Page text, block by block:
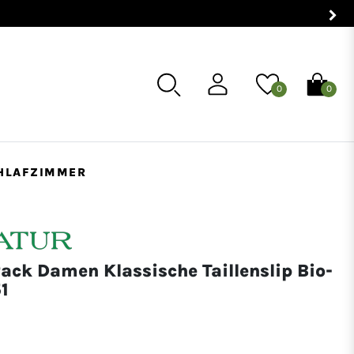
0 0
Damen Klassische Taillenslip Bio-